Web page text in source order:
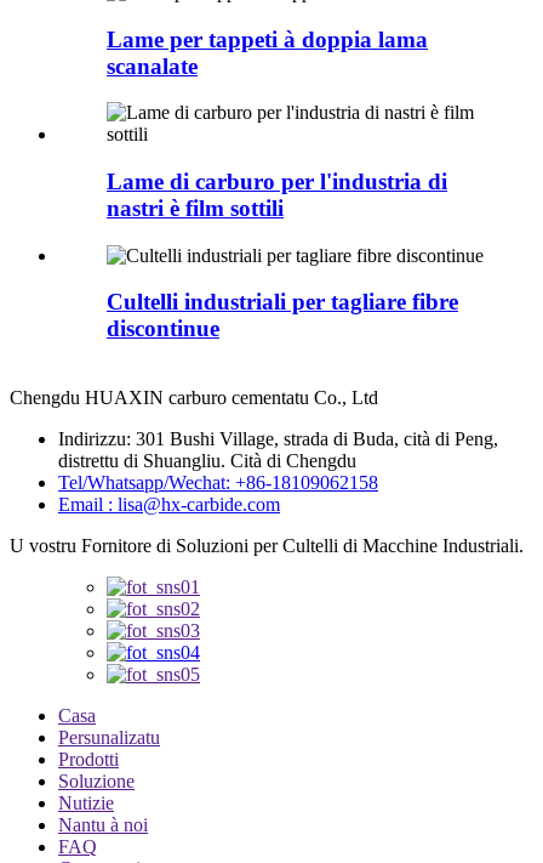
Lame per tappeti à doppia lama
scanalate
Lame di carburo per l'industria di
nastri è film sottili
Cultelli industriali per tagliare fibre
discontinue
Chengdu HUAXIN carburo cementatu Co., Ltd
Indirizzu: 301 Bushi Village, strada di Buda, cità di Peng,
distrettu di Shuangliu. Cità di Chengdu
Tel/Whatsapp/Wechat: +86-18109062158
Email : lisa@hx-carbide.com
U vostru Fornitore di Soluzioni per Cultelli di Macchine Industriali.
Casa
Persunalizatu
Prodotti
Soluzione
Nutizie
Nantu à noi
FAQ